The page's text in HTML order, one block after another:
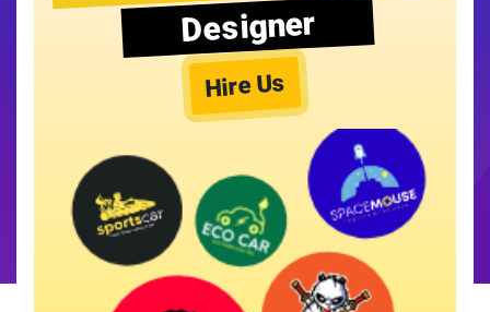
Designer
Hire Us